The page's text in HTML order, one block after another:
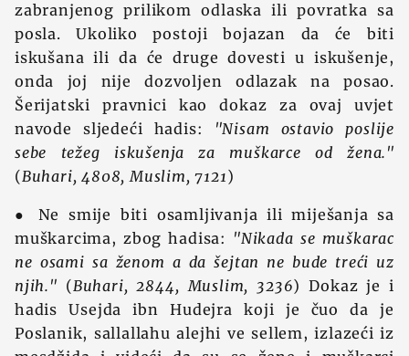
zabranjenog prilikom odlaska ili povratka sa
posla. Ukoliko postoji bojazan da će biti
iskušana ili da će druge dovesti u iskušenje,
onda joj nije dozvoljen odlazak na posao.
Šerijatski pravnici kao dokaz za ovaj uvjet
navode sljedeći hadis:
"Nisam ostavio poslije
sebe težeg iskušenja za muškarce od žena."
(Buhari, 4808, Muslim, 7121)
● Ne smije biti osamljivanja ili miješanja sa
muškarcima, zbog hadisa: "Nikada se muškarac
ne osami sa ženom a da šejtan ne bude treći uz
njih." (Buhari, 2844, Muslim, 3236) Dokaz je i
hadis Usejda ibn Hudejra koji je čuo da je
Poslanik, sallallahu alejhi ve sellem, izlazeći iz